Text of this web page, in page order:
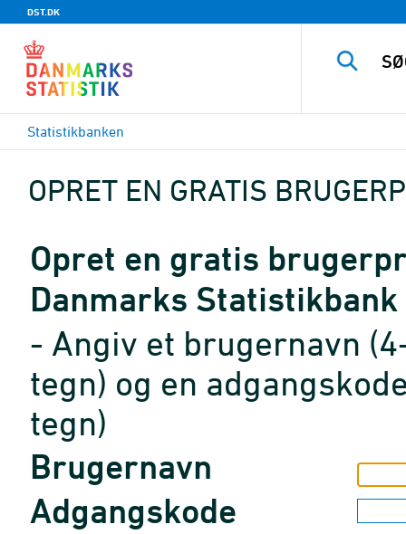
DST.DK
Statistikbanken
OPRET EN GRATIS
Opret en gratis
Danmarks Statistikbank
- Angiv et brugernavn
tegn) og en
tegn)
Brugernavn
Adgangskode